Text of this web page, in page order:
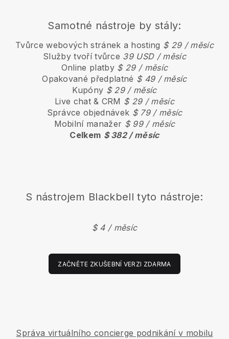
Samotné nástroje by stály:
Tvůrce webových stránek a hosting $ 29 / měsíc
Služby tvoří tvůrce 39 USD / měsíc
Online platby $ 29 / měsíc
Opakované předplatné $ 49 / měsíc
Kupóny $ 29 / měsíc
Live chat & CRM $ 29 / měsíc
Správce objednávek $ 79 / měsíc
Mobilní manažer $ 99 / měsíc
Celkem $ 382 / měsíc
S nástrojem Blackbell tyto nástroje:
$ 4 / měsíc
ZAČNĚTE ZKUŠEBNÍ VERZI ZDARMA
Správa virtuálního concierge podnikání v mobilu